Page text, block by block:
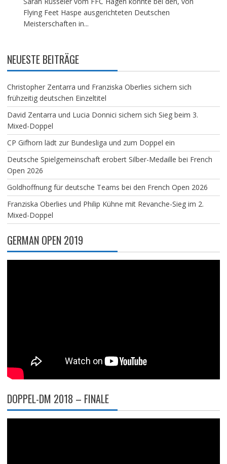
Flying Feet Haspe ausgerichteten Deutschen
Meisterschaften in...
NEUESTE BEITRÄGE
Christopher Zentarra und Franziska Oberlies sichern sich
frühzeitig deutschen Einzeltitel
David Zentarra und Lucia Donnici sichern sich Sieg beim 3.
Mixed-Doppel
CP Gifhorn lädt zur Bundesliga und zum Doppel ein
Deutsche Spielgemeinschaft erobert Silber-Medaille bei French
Open 2026
Goldhoffnung für deutsche Teams bei den French Open 2026
Franziska Oberlies und Philip Kühne mit Revanche-Sieg im 2.
Mixed-Doppel
GERMAN OPEN 2019
DOPPEL-DM 2018 – FINALE